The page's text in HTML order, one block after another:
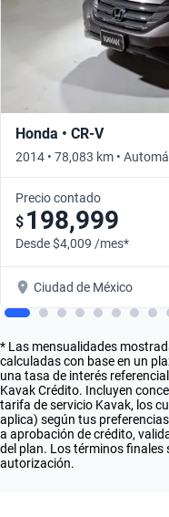
Honda • CR-V
2014 • 78,083 km •
Precio contado
$ 198,999
Desde $4,009 /mes*
Ciudad de México
* Las mensualidades
calculadas con base en un
una tasa de interés
Kavak Crédito. Incluyen
tarifa de servicio Kavak, los
aplica) según tus
a aprobación de crédito,
del plan. Los términos
autorización.